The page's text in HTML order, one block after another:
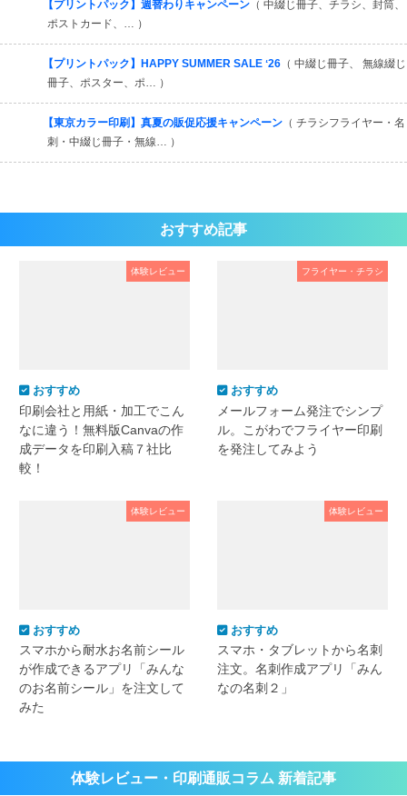
【プリントパック】週替わりキャンペーン （ 中綴じ冊子、チラシ、封筒、
ポストカード、… ）
【プリントパック】HAPPY SUMMER SALE ʻ26 （ 中綴じ冊子、 無線綴じ
冊子、ポスター、ポ… ）
【東京カラー印刷】真夏の販促応援キャンペーン （ チラシフライヤー・名
刺・中綴じ冊子・無線… ）
おすすめ記事
体験レビュー
おすすめ
印刷会社と用紙・加工でこん
なに違う！無料版Canvaの作
成データを印刷入稿７社比
較！
フライヤー・チラシ
おすすめ
メールフォーム発注でシンプ
ル。こがわでフライヤー印刷
を発注してみよう
体験レビュー
おすすめ
スマホから耐水お名前シール
が作成できるアプリ「みんな
のお名前シール」を注文して
みた
体験レビュー
おすすめ
スマホ・タブレットから名刺
注文。名刺作成アプリ「みん
なの名刺２」
体験レビュー・印刷通販コラム 新着記事